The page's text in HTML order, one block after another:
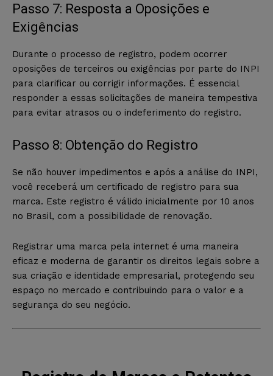
Passo 7: Resposta a Oposições e
Exigências
Durante o processo de registro, podem ocorrer
oposições de terceiros ou exigências por parte do INPI
para clarificar ou corrigir informações. É essencial
responder a essas solicitações de maneira tempestiva
para evitar atrasos ou o indeferimento do registro.
Passo 8: Obtenção do Registro
Se não houver impedimentos e após a análise do INPI,
você receberá um certificado de registro para sua
marca. Este registro é válido inicialmente por 10 anos
no Brasil, com a possibilidade de renovação.
Registrar uma marca pela internet é uma maneira
eficaz e moderna de garantir os direitos legais sobre a
sua criação e identidade empresarial, protegendo seu
espaço no mercado e contribuindo para o valor e a
segurança do seu negócio.